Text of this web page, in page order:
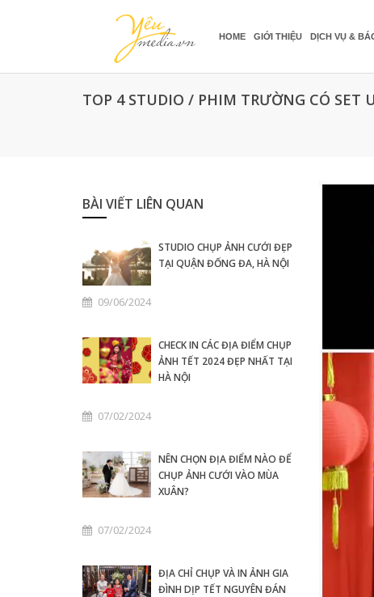
HOME GIỚI THIỆU DỊCH VỤ &
TOP 4 STUDIO / PHIM TRƯỜNG CÓ SET
BÀI VIẾT LIÊN QUAN
STUDIO CHỤP ẢNH CƯỚI ĐẸP
TẠI QUẬN ĐỐNG ĐA, HÀ NỘI
09/06/2024
CHECK IN CÁC ĐỊA ĐIỂM CHỤP
ẢNH TẾT 2024 ĐẸP NHẤT TẠI
HÀ NỘI
07/02/2024
NÊN CHỌN ĐỊA ĐIỂM NÀO ĐỂ
CHỤP ẢNH CƯỚI VÀO MÙA
XUÂN?
07/02/2024
ĐỊA CHỈ CHỤP VÀ IN ẢNH GIA
ĐÌNH DỊP TẾT NGUYÊN ĐÁN